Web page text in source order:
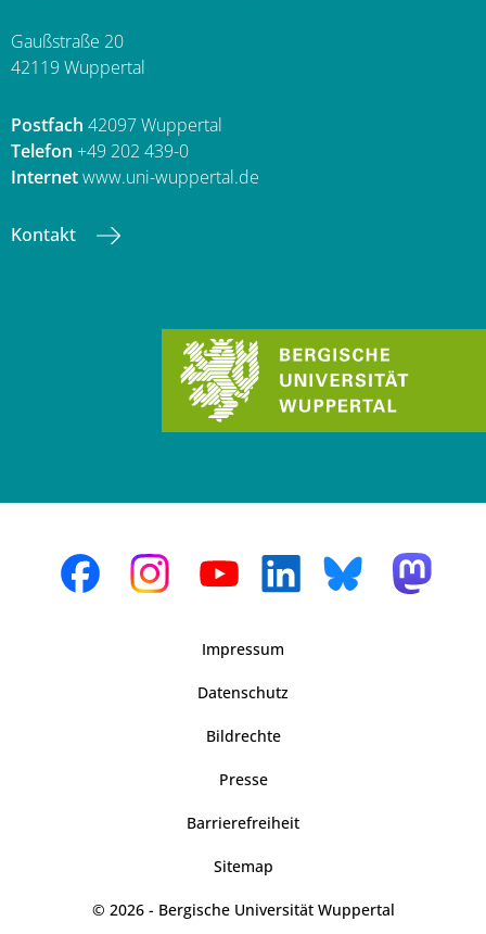
Gaußstraße 20
42119 Wuppertal
Postfach 42097 Wuppertal
Telefon +49 202 439-0
Internetwww.uni-wuppertal.de
Kontakt
Impressum
Datenschutz
Bildrechte
Presse
Barrierefreiheit
Sitemap
© 2026 - Bergische Universität Wuppertal